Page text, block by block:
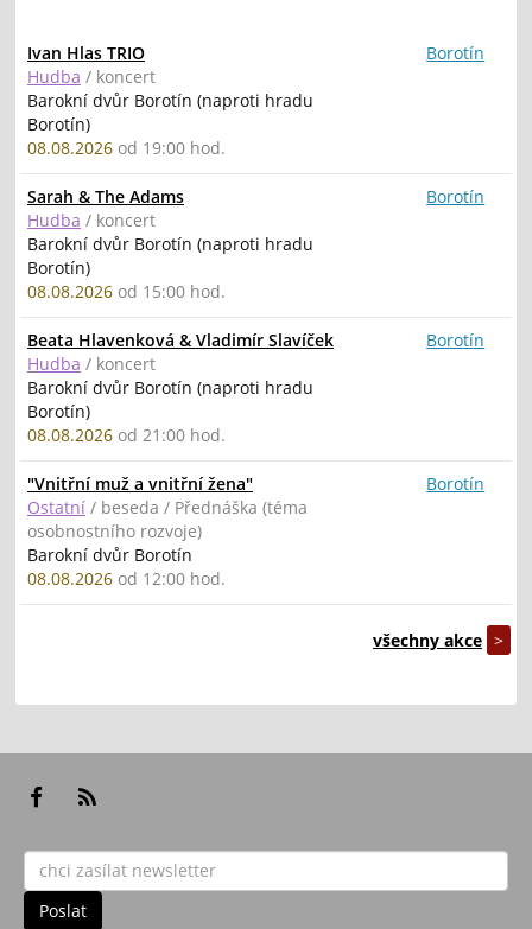
Ivan Hlas TRIO
Hudba / koncert
Barokní dvůr Borotín (naproti hradu
Borotín)
08.08.2026 od 19:00 hod.
Borotín
Sarah & The Adams
Hudba / koncert
Barokní dvůr Borotín (naproti hradu
Borotín)
08.08.2026 od 15:00 hod.
Borotín
Beata Hlavenková & Vladimír Slavíček
Hudba / koncert
Barokní dvůr Borotín (naproti hradu
Borotín)
08.08.2026 od 21:00 hod.
Borotín
"Vnitřní muž a vnitřní žena"
Ostatní / beseda / Přednáška (téma
osobnostního rozvoje)
Barokní dvůr Borotín
08.08.2026 od 12:00 hod.
Borotín
všechny akce >